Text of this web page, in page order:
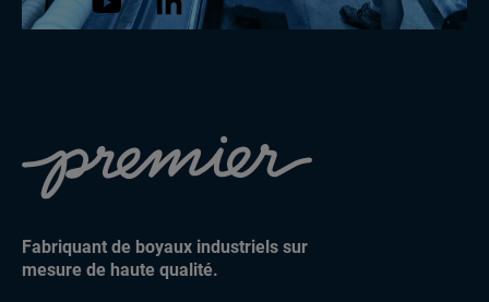
Fabriquant de boyaux industriels sur
mesure de haute qualité.